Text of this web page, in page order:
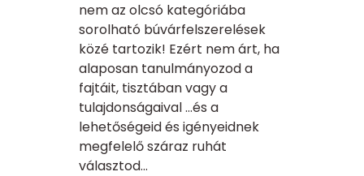
nem az olcsó kategóriába
sorolható búvárfelszerelések
közé tartozik! Ezért nem árt, ha
alaposan tanulmányozod a
fajtáit, tisztában vagy a
tulajdonságaival …és a
lehetőségeid és igényeidnek
megfelelő száraz ruhát
választod...